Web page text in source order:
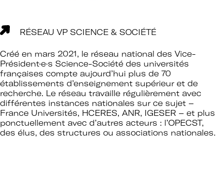
RÉSEAU VP SCIENCE & SOCIÉTÉ
Créé en mars 2021, le réseau national des Vice-
Président·e·s Science-Société des universités
françaises compte aujourd’hui plus de 70
établissements d’enseignement supérieur et de
recherche. Le réseau travaille régulièrement avec
différentes instances nationales sur ce sujet –
France Universités, HCERES, ANR, IGESER – et plus
ponctuellement avec d’autres acteurs : l’OPECST,
des élus, des structures ou associations nationales.